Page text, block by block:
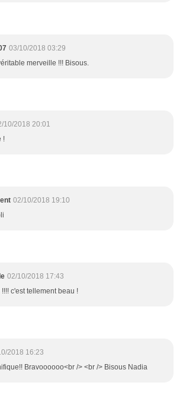
03/10/2018 03:29
merveille !!! Bisous.
10/2018 20:01
!
02/10/2018 19:10
02/10/2018 17:43
!!!! c'est tellement beau !
2018 16:23
Bravoooooo<br /> <br /> Bisous Nadia